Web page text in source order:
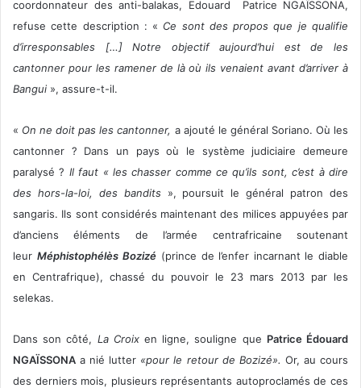
coordonnateur des anti-balakas, Edouard Patrice NGAÏSSONA,
refuse cette description : « Ce sont des propos que je qualifie
d’irresponsables […] Notre objectif aujourd’hui est de les
cantonner pour les ramener de là où ils venaient avant d’arriver à
Bangui », assure-t-il.
« On ne doit pas les cantonner, a ajouté le général Soriano. Où les
cantonner ? Dans un pays où le système judiciaire demeure
paralysé ? Il faut « les chasser comme ce qu’ils sont, c’est à dire
des hors-la-loi, des bandits », poursuit le général patron des
sangaris. Ils sont considérés maintenant des milices appuyées par
d’anciens éléments de l’armée centrafricaine soutenant
leur Méphistophélès Bozizé (prince de l’enfer incarnant le diable
en Centrafrique), chassé du pouvoir le 23 mars 2013 par les
selekas.
Dans son côté, La Croixen ligne, souligne que Patrice Édouard
NGAÏSSONA a nié lutter «pour le retour de Bozizé». Or, au cours
des derniers mois, plusieurs représentants autoproclamés de ces